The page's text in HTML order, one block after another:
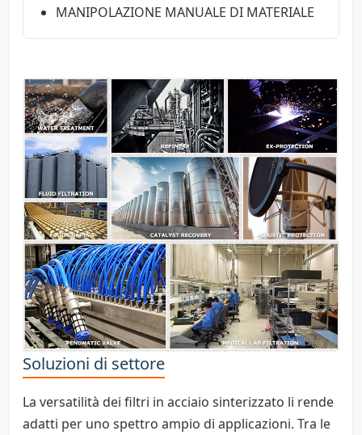
MANIPOLAZIONE MANUALE DI MATERIALE
Soluzioni di settore
La versatilità dei filtri in acciaio sinterizzato li rende
adatti per uno spettro ampio di applicazioni. Tra le